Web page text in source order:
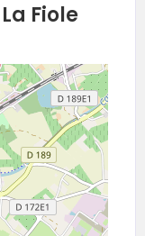
Double Mixte
Fiole